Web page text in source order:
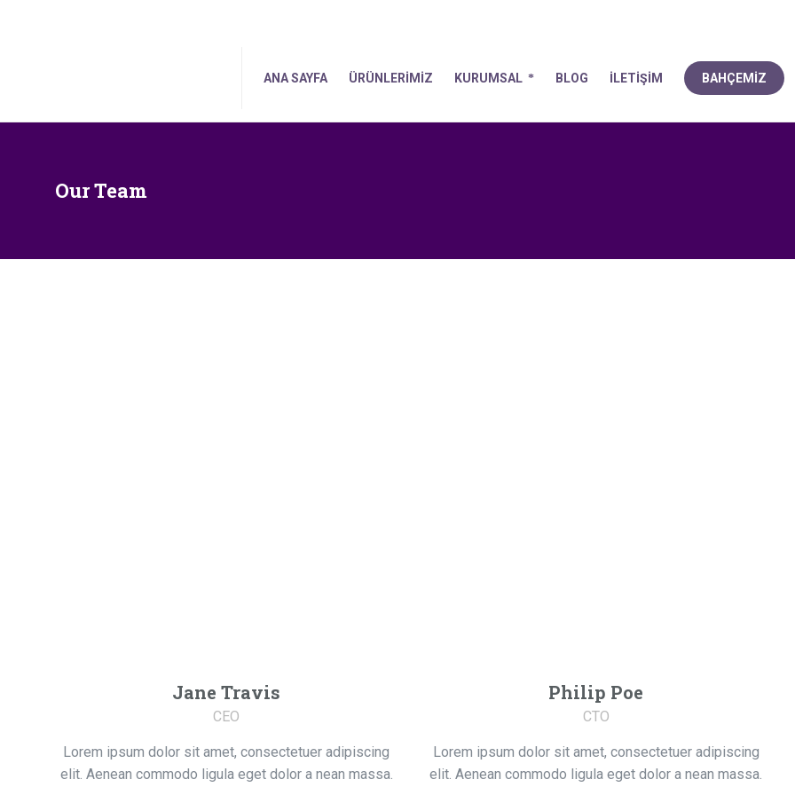
ANA SAYFA ÜRÜNLERİMİZ KURUMSAL BLOG İLETİŞİM BAHÇEMİZ
Our Team
Jane Travis
CEO
Lorem ipsum dolor sit amet, consectetuer adipiscing
elit. Aenean commodo ligula eget dolor a nean massa.
Philip Poe
CTO
Lorem ipsum dolor sit amet, consectetuer adipiscing
elit. Aenean commodo ligula eget dolor a nean massa.